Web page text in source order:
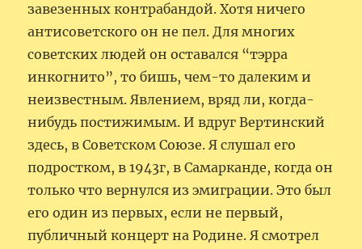
завезенных контрабандой. Хотя ничего
антисоветского он не пел. Для многих
советских людей он оставался “тэрра
инкогнито”, то бишь, чем-то далеким и
неизвестным. Явлением, вряд ли, когда-
нибудь постижимым. И вдруг Вертинский
здесь, в Советском Союзе. Я слушал его
подростком, в 1943г, в Самарканде, когда он
только что вернулся из эмиграции. Это был
его один из первых, если не первый,
публичный концерт на Родине. Я смотрел